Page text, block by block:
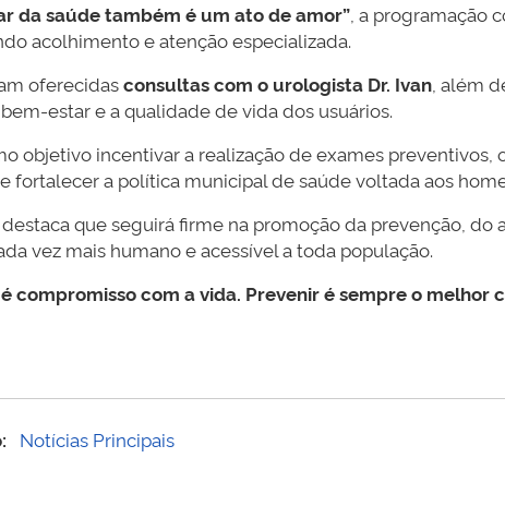
da saúde também é um ato de amor” , a programação
acolhimento e atenção especializada.
oferecidasconsultas com o urologista Dr. Ivan , além
estar e a qualidade de vida dos usuários.
objetivo incentivar a realização de exames
fortalecer a política municipal de saúde voltada aos
que seguirá firme na promoção da prevenção,
vez mais humano e acessível a toda população.
compromisso com a vida. Prevenir é sempre o melhor
Notícias Principais